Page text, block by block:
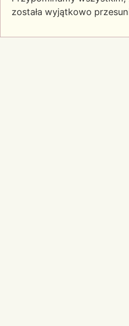
została wyjątkowo